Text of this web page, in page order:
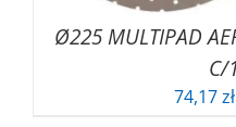
Ø225 MULTIPAD
C/
74,17zł